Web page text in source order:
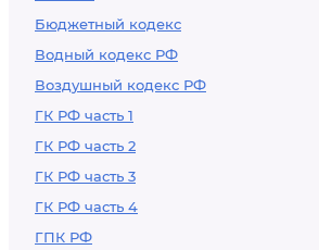
Бюджетный кодекс
Водный кодекс РФ
Воздушный кодекс РФ
ГК РФ часть 1
ГК РФ часть 2
ГК РФ часть 3
ГК РФ часть 4
ГПК РФ